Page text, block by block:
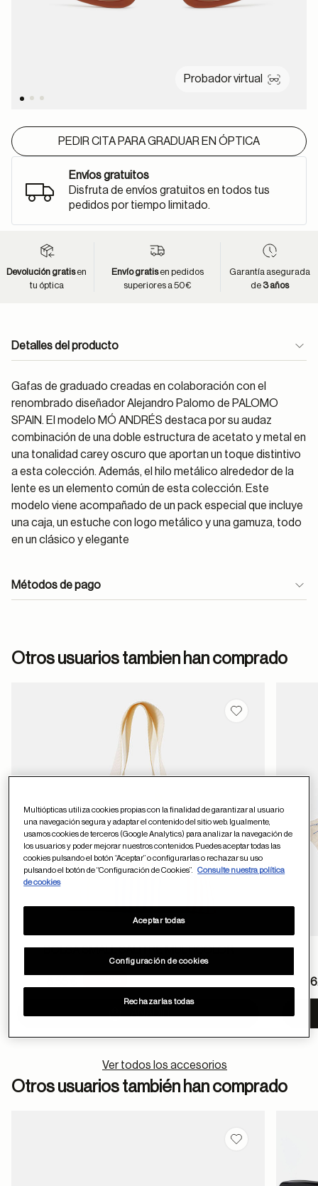
Probador virtual
PEDIR CITA PARA GRADUAR EN ÓPTICA
Envíos gratuitos
Disfruta de envíos gratuitos en todos tus
pedidos por tiempo limitado.
Devolución gratisen
tu óptica
Envío gratisen pedidos
superiores a 50€
Garantía asegurada
de 3 años
Detalles del producto
Gafas de graduado creadas en colaboración con el
renombrado diseñador Alejandro Palomo de PALOMO
SPAIN. El modelo MÓ ANDRÉS destaca por su audaz
combinación de una doble estructura de acetato y metal en
una tonalidad carey oscuro que aportan un toque distintivo
a esta colección. Además, el hilo metálico alrededor de la
lente es un elemento común de esta colección. Este
modelo viene acompañado de un pack especial que incluye
una caja, un estuche con logo metálico y una gamuza, todo
en un clásico y elegante
Métodos de pago
Otros usuarios tambien han comprado
Guardar en
BOLSA SMALL SALITRE MULTICOLOR
Price reduced from
AÑADIR
Ver todos los accesorios
Otros usuarios también han comprado
Guardar en
Multiópticas utiliza cookies propias con la finalidad de garantizar al usuario
una navegación segura y adaptar el contenido del sitio web. Igualmente,
usamos cookies de terceros (Google Analytics) para analizar la navegación de
los usuarios y poder mejorar nuestros contenidos. Puedes aceptar todas las
cookies pulsando el botón “Aceptar” o configurarlas o rechazar su uso
pulsando el botón de “Configuración de Cookies”.
Consulte nuestra política
de cookies
Configuración de cookies
Rechazarlas todas
Aceptar todas